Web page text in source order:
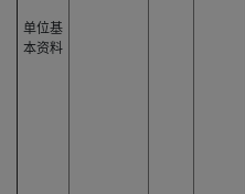
单位基
本资料